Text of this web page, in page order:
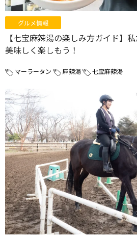
グルメ情報
【七宝麻辣湯の楽しみ方ガイド】
美味しく楽しもう！
マーラータン 麻辣湯 七宝麻辣湯